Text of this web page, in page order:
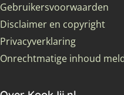
Gebruikersvoorwaarden
Disclaimer en copyright
Privacyverklaring
Onrechtmatige inhoud